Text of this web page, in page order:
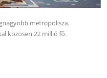
metropolisza.
közösen 22 millió fő.